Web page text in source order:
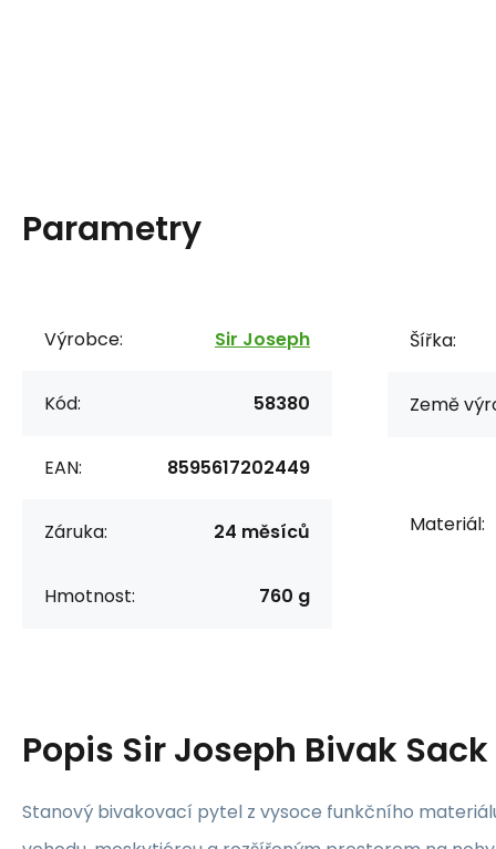
Parametry
Výrobce: Sir Joseph
Kód: 58380
EAN: 8595617202449
Záruka: 24 měsíců
Hmotnost: 760 g
Šířka:
Země
Materiál:
Popis Sir Joseph Bivak Sack
Stanový bivakovací pytel z vysoce funkčního